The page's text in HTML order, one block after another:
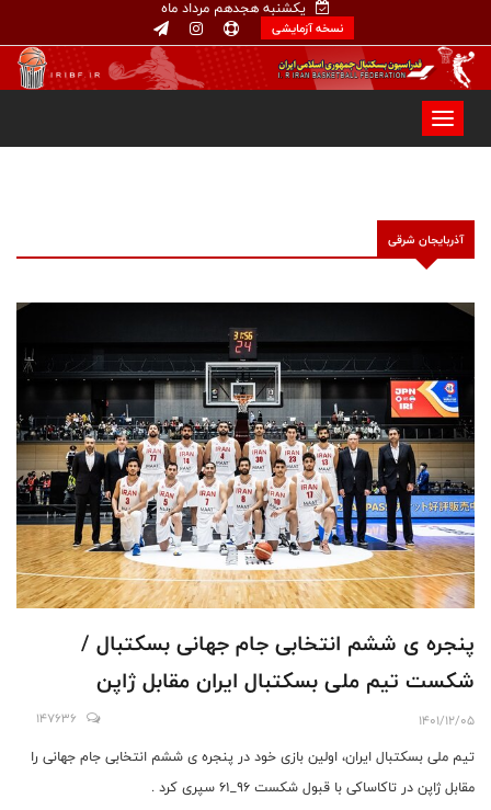
یکشنبه هجدهم مرداد ماه
نسخه آزمایشی
آذربایجان شرقی
پنجره ی ششم انتخابی جام جهانی بسکتبال /
شکست تیم ملی بسکتبال ایران مقابل ژاپن
1401/12/05
147636
تیم ملی بسکتبال ایران، اولین بازی خود در پنجره ی ششم انتخابی جام جهانی را
مقابل ژاپن در تاکاساکی با قبول شکست ۹۶_۶۱ سپری کرد .